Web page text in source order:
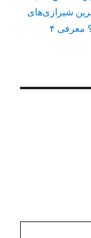
شیرازی‌های
از کجا اکانت اسپاتیفای پرمیوم بخریم؟ معرفی ۴